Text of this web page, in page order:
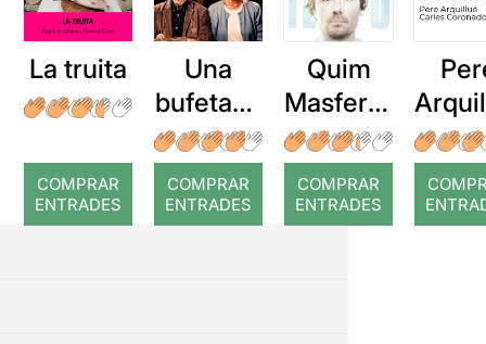
La truita
COMPRAR
ENTRADES
Una
bufetada
a temps
COMPRAR
ENTRADES
Quim
Masferre
r: Temps
COMPRAR
ENTRADES
: